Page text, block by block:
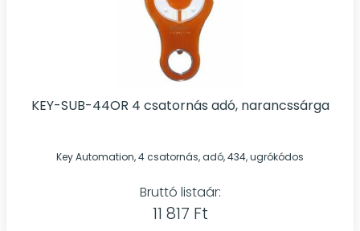
KEY-SUB-44OR 4 csatornás adó, narancssárga
Key Automation, 4 csatornás, adó, 434, ugrókódos
Bruttó listaár:
11 817 Ft